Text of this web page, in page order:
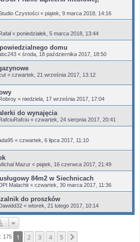
Czystości « piątek, 9 marca 2018, 14:16
« poniedziałek, 5 marca 2018, 13:44
domu
« środa, 18 października 2017, 18:50
« czwartek, 21 września 2017, 13:12
« niedziela, 17 września 2017, 17:04
do wynajęcia
« czwartek, 24 sierpnia 2017, 20:41
« czwartek, 6 lipca 2017, 11:10
Mazur « piątek, 16 czerwca 2017, 21:49
84m2 w Siechnicach
Malachit « czwartek, 30 marca 2017, 11:36
do proszków
« wtorek, 21 lutego 2017, 10:14
175 1 2 3 4 5